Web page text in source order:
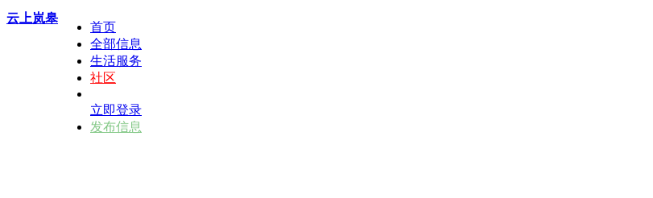
云上岚皋
首页
全部信息
生活服务
社区
立即登录
发布信息